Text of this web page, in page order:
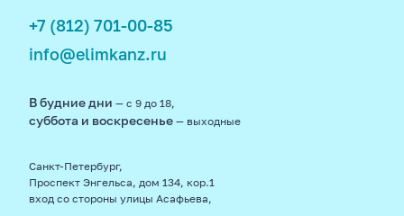
+7 (812) 701-00-85
info@elimkanz.ru
В будние дни — с 9 до 18,
суббота и воскресенье — выходные
Санкт-Петербург,
Проспект Энгельса, дом 134, кор.1
вход со стороны улицы Асафьева,